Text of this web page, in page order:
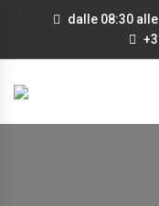
dalle 08:30